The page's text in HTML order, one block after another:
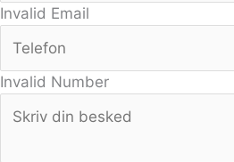
Invalid Email
Invalid Number